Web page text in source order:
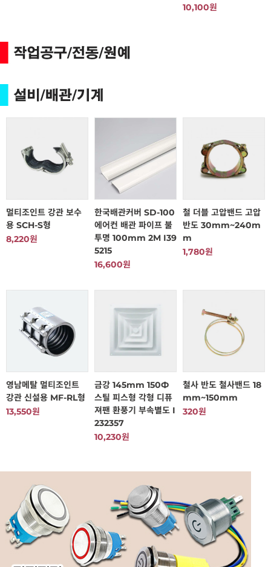
10,100원
멀티조인트 강관 보수
용 SCH-S형
8,220원
한국배관커버 SD-100
에어컨 배관 파이프 불
투명 100mm 2M I39
5215
16,600원
철 더블 고압밴드 고압
반도 30mm~240m
m
1,780원
영남메탈 멀티조인트
강관 신설용 MF-RL형
13,550원
금강 145mm 150Ф
스틸 피스형 각형 디퓨
져팬 환풍기 부속별도 I
232357
10,230원
철사 반도 철사밴드 18
mm~150mm
320원